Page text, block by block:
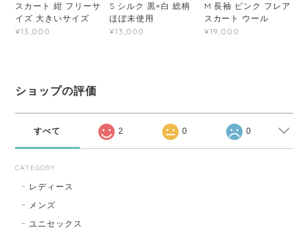
スカート 紺 フリーサ
イズ 大きいサイズ
¥13,000
S シルク 黒×白 総柄
ほぼ未使用
¥13,000
M 長袖 ピンク フレア
スカート ウール
¥19,000
ショップの評価
すべて 2 0 0
CATEGORY
レディース
メンズ
ユニセックス